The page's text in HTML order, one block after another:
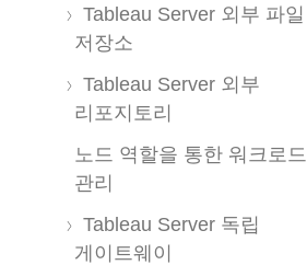
Tableau Server 외부 파일
저장소
Tableau Server 외부
리포지토리
노드 역할을 통한 워크로드
관리
Tableau Server 독립
게이트웨이